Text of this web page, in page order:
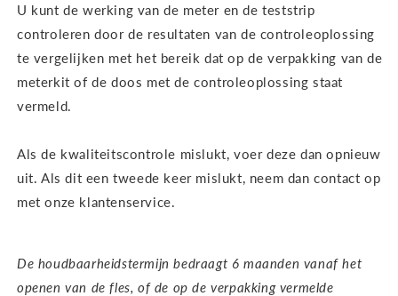
U kunt de werking van de meter en de teststrip
controleren door de resultaten van de controleoplossing
te vergelijken met het bereik dat op de verpakking van de
meterkit of de doos met de controleoplossing staat
vermeld.
Als de kwaliteitscontrole mislukt, voer deze dan opnieuw
uit. Als dit een tweede keer mislukt, neem dan contact op
met onze klantenservice.
De houdbaarheidstermijn bedraagt 6 maanden vanaf het
openen van de fles, of de op de verpakking vermelde